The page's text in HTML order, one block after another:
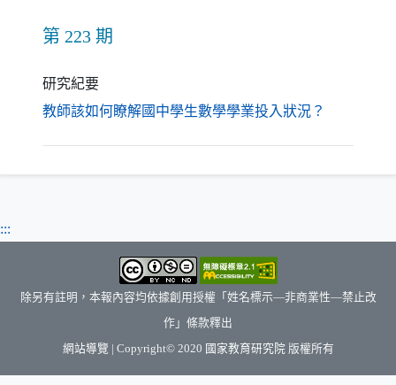
第 223 期
研究紀要
教師該如何瞭解國中學生數學學業投入狀況？
:::
除另有註明，本報內容均依據創用授權「姓名標示—非商業性—禁止改
作」條款釋出
網站導覽 | Copyright© 2020 國家教育研究院（另開新視窗）
版權所有